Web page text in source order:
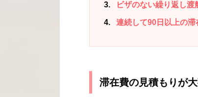
3 ビザのない繰り返し渡
4 連続して90日以上の
滞在費の見積もりが